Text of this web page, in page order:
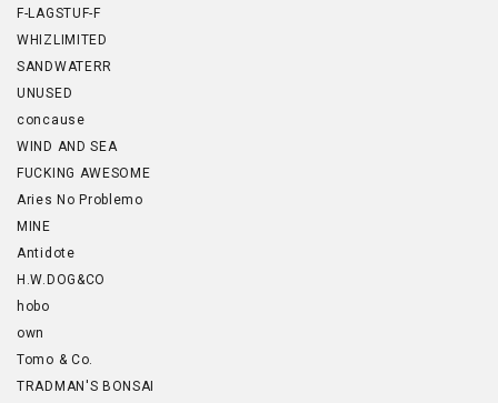
F-LAGSTUF-F
WHIZLIMITED
SANDWATERR
UNUSED
concause
WIND AND SEA
FUCKING AWESOME
Aries No Problemo
MINE
Antidote
H.W.DOG&CO
hobo
own
Tomo & Co.
TRADMAN'S BONSAI